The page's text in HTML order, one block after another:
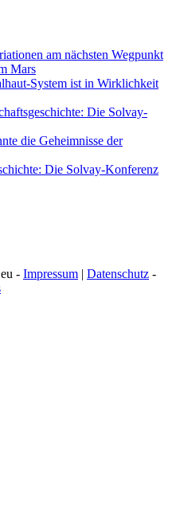
am nächsten Wegpunkt
Mars
System ist in Wirklichkeit
Die Solvay-
die Geheimnisse der
Die Solvay-Konferenz
- Impressum | Datenschutz -